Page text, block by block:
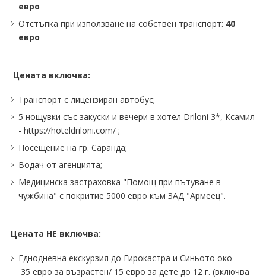
евро
Отстъпка при използване на собствен транспорт: 40
евро
Цената включва:
Транспорт с лицензиран автобус;
5 нощувки със закуски и вечери в хотел Driloni 3*, Ксамил
- https://hoteldriloni.com/ ;
Посещение на гр. Саранда;
Водач от агенцията;
Mедицинска застраховка "Помощ при пътуване в
чужбина" с покритие 5000 евро към ЗАД "Армеец".
Цената НЕ включва:
Еднодневна екскурзия до Гирокастра и Синьото око –
35 евро за възрастен/ 15 евро за дете до 12 г. (включва